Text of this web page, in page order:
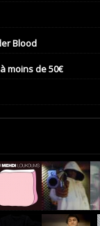
Blood
moins de 50€